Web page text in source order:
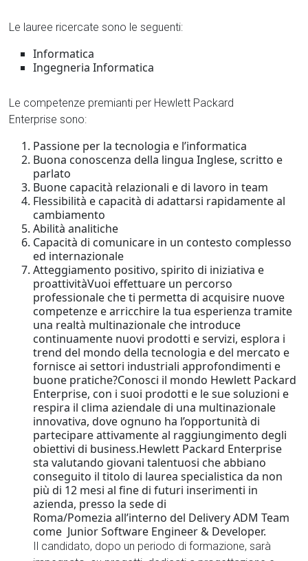
Le lauree ricercate sono le seguenti:
Informatica
Ingegneria Informatica
Le competenze premianti per Hewlett Packard
Enterprise sono:
Passione per la tecnologia e l’informatica
Buona conoscenza della lingua Inglese, scritto e
parlato
Buone capacità relazionali e di lavoro in team
Flessibilità e capacità di adattarsi rapidamente al
cambiamento
Abilità analitiche
Capacità di comunicare in un contesto complesso
ed internazionale
Atteggiamento positivo, spirito di iniziativa e
proattivitàVuoi effettuare un percorso
professionale che ti permetta di acquisire nuove
competenze e arricchire la tua esperienza tramite
una realtà multinazionale che introduce
continuamente nuovi prodotti e servizi, esplora i
trend del mondo della tecnologia e del mercato e
fornisce ai settori industriali approfondimenti e
buone pratiche?Conosci il mondo Hewlett Packard
Enterprise, con i suoi prodotti e le sue soluzioni e
respira il clima aziendale di una multinazionale
innovativa, dove ognuno ha l’opportunità di
partecipare attivamente al raggiungimento degli
obiettivi di business.Hewlett Packard Enterprise
sta valutando giovani talentuosi che abbiano
conseguito il titolo di laurea specialistica da non
più di 12 mesi al fine di futuri inserimenti in
azienda, presso la sede di
Roma/Pomezia all’interno del Delivery ADM Team
come Junior Software Engineer & Developer.
Il candidato, dopo un periodo di formazione, sarà